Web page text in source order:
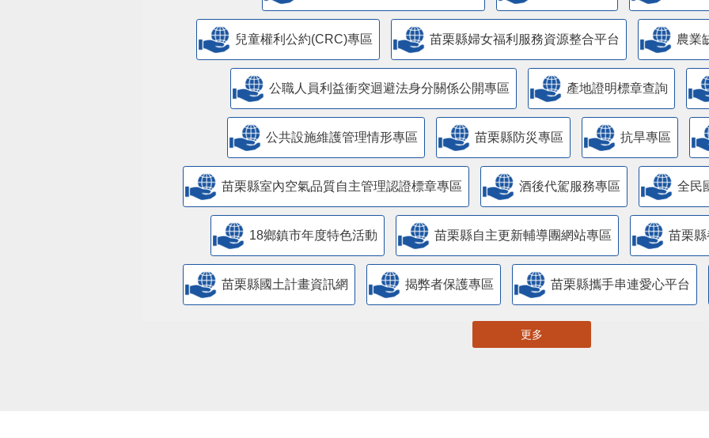
兒童權利公約(CRC)專區 苗栗縣婦女福利服務資源整合平台 農業
公職人員利益衝突迴避法身分關係公開專區 產地證明標章查詢
​公共設施維護管理情形專區 苗栗縣防災專區 抗旱專區
苗栗縣室內空氣品質自主管理認證標章專區 酒後代駕服務專區 全民
18鄉鎮市年度特色活動 苗栗縣自主更新輔導團網站專區 苗栗
苗栗縣國土計畫資訊網 揭弊者保護專區 苗栗縣攜手串連愛心平台
更多